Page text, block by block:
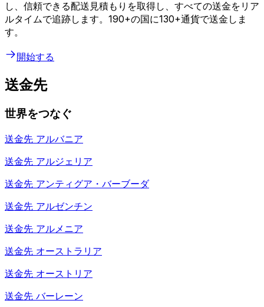
し、信頼できる配送見積もりを取得し、すべての送金をリア
ルタイムで追跡します。190+の国に130+通貨で送金しま
す。
開始する
送金先
世界をつなぐ
送金先 アルバニア
送金先 アルジェリア
送金先 アンティグア・バーブーダ
送金先 アルゼンチン
送金先 アルメニア
送金先 オーストラリア
送金先 オーストリア
送金先 バーレーン